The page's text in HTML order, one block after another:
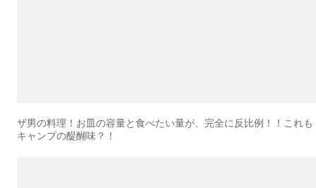
ザ男の料理！お皿の容量と食べたい量が、完全に反比例！！これも
キャンプの醍醐味？！